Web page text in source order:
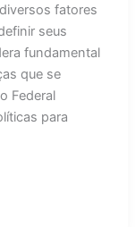
fatores
seus
fundamental
que se
Federal
para